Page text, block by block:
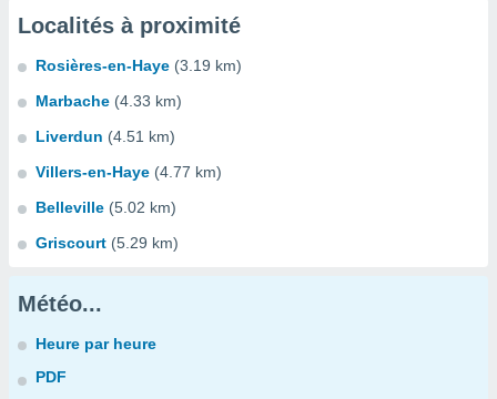
Localités à proximité
Rosières-en-Haye (3.19 km)
Marbache (4.33 km)
Liverdun (4.51 km)
Villers-en-Haye (4.77 km)
Belleville (5.02 km)
Griscourt (5.29 km)
Météo...
Heure par heure
PDF